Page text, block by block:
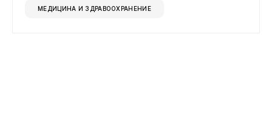
МЕДИЦИНА И ЗДРАВООХРАНЕНИЕ